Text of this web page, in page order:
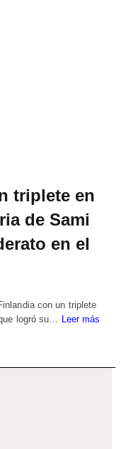
triplete en
de Sami
en el
con un triplete
logró su… Leer más